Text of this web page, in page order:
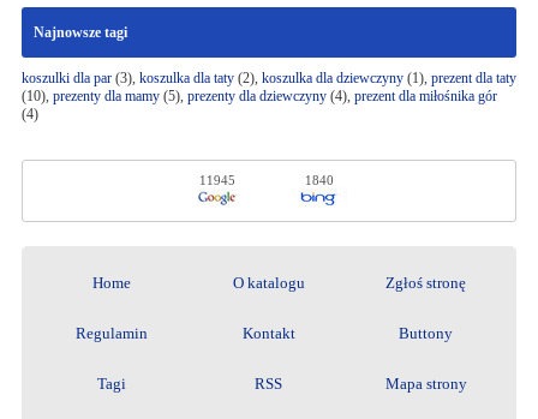
Najnowsze tagi
koszulki dla par(3), koszulka dla taty(2), koszulka dla dziewczyny(1), prezent dla taty
(10), prezenty dla mamy(5), prezenty dla dziewczyny(4), prezent dla miłośnika gór
(4)
11945 1840
Home O katalogu Zgłoś stronę
Regulamin Kontakt Buttony
Tagi RSS Mapa strony